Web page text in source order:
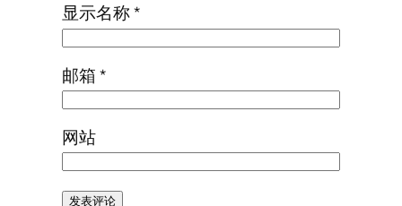
显示名称*
邮箱*
网站